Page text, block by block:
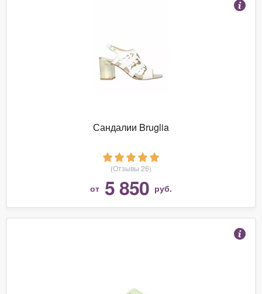
Сандалии Bruglia
(Отзывы 26)
от 5 850 руб.